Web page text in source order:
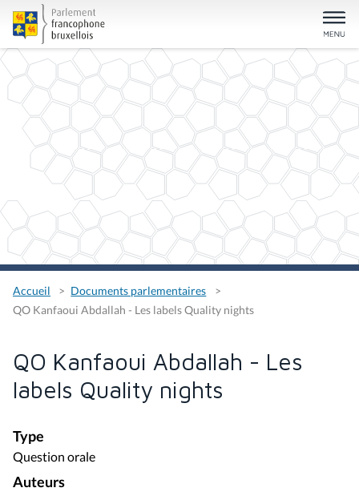
Accueil
Documents parlementaires
QO Kanfaoui Abdallah - Les labels Quality nights
QO Kanfaoui Abdallah - Les
labels Quality nights
Type
Question orale
Auteurs